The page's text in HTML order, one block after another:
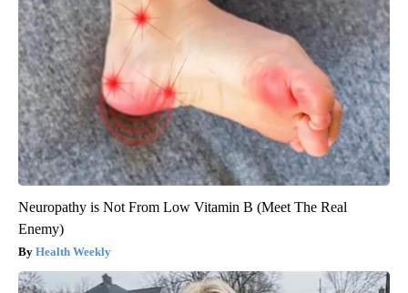
Neuropathy is Not From Low Vitamin B (Meet The Real
Enemy)
Health Weekly